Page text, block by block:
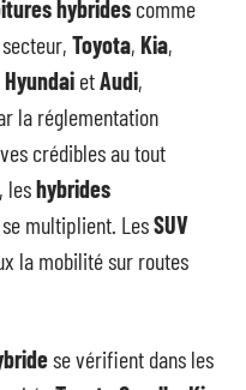
hybrides comme
Toyota, Kia,
Hyundai etAudi,
la réglementation
crédibles au tout
leshybrides
se multiplient. LesSUV
la mobilité sur routes
se vérifient dans les